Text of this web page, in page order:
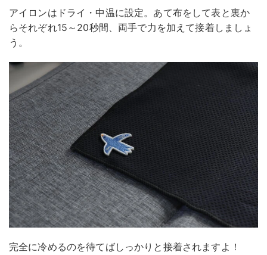
アイロンはドライ・中温に設定。あて布をして表と裏か
らそれぞれ15～20秒間、両手で力を加えて接着しましょ
う。
完全に冷めるのを待てばしっかりと接着されますよ！